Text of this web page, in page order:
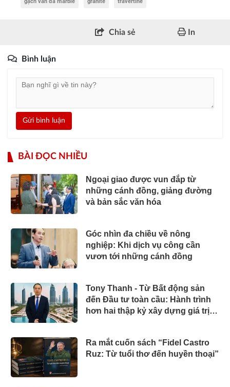
gạch vân đá marble granite travertine
Chia sẻ In
Bình luận
Gửi bình luận
BÀI ĐỌC NHIỀU
Ngoại giao được vun đắp từ
những cánh đồng, giảng đường
và bản sắc văn hóa
Góc nhìn đa chiều về nông
nghiệp: Khi dịch vụ công cần
vươn tới những cánh đồng
Tony Thanh - Từ Bất động sản
đến Đầu tư toàn cầu: Hành trình
hơn hai thập kỷ xây dựng giá trị
Ra mắt cuốn sách “Fidel Castro
Ruz: Từ tuổi thơ đến huyền thoại”